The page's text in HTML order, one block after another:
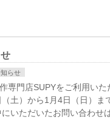
知らせ
専門店SUPYをご利用い
土）から1月4日（日）ま
いただいたお問い合わせ